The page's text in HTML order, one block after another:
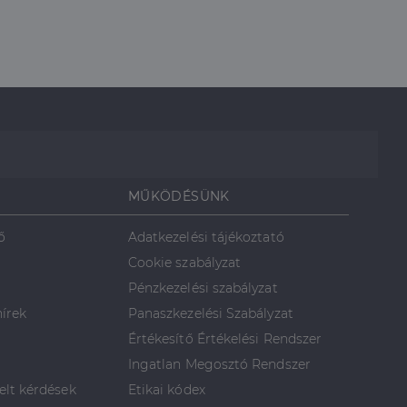
kérdések
MŰKÖDÉSÜNK
Adatkezelési tájékoztató
Cookie szabályzat
Pénzkezelési szabályzat
Panaszkezelési Szabályzat
Értékesítő Értékelési Rendszer
Ingatlan Megosztó Rendszer
Etikai kódex